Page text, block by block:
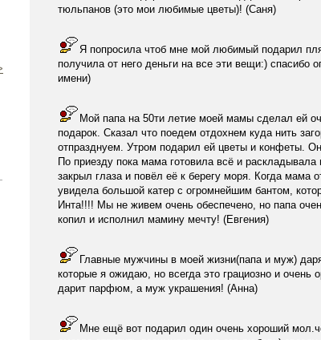
тюльпанов (это мои любимые цветы)! (Саня)
Я попросила чтоб мне мой любимый подарил
получила от него деньги на все эти вещи:) спасибо
имени)
Мой папа на 50ти летие моей мамы сделал ей
подарок. Сказал что поедем отдохнем куда нить
отпразднуем. Утром подарил ей цветы и конфеты.
По приезду пока мама готовила всё и раскладывала
закрыл глаза и повёл её к берегу моря. Когда мама
увидела большой катер с огромнейшим бантом,
Инта!!!! Мы не живем очень обеспечено, но папа
копил и исполнил мамину мечту! (Евгения)
Главные мужчины в моей жизни(папа и муж)
которые я ожидаю, но всегда это грациозно и очень
дарит парфюм, а муж украшения! (Анна)
Мне ещё вот подарил один очень хороший